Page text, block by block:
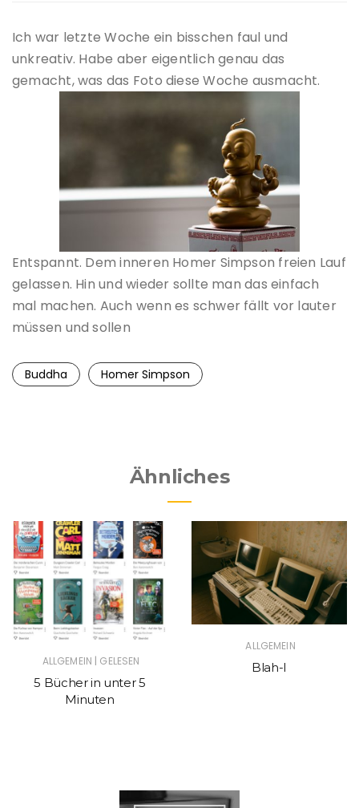
Ich war letzte Woche ein bisschen faul und
unkreativ. Habe aber eigentlich genau das
gemacht, was das Foto diese Woche ausmacht.
Entspannt. Dem inneren Homer Simpson freien Lauf
gelassen. Hin und wieder sollte man das einfach
mal machen. Auch wenn es schwer fällt vor lauter
müssen und sollen
Buddha Homer Simpson
Ähnliches
ALLGEMEIN | GELESEN
5 Bücher in unter 5
Minuten
ALLGEMEIN
Blah-I